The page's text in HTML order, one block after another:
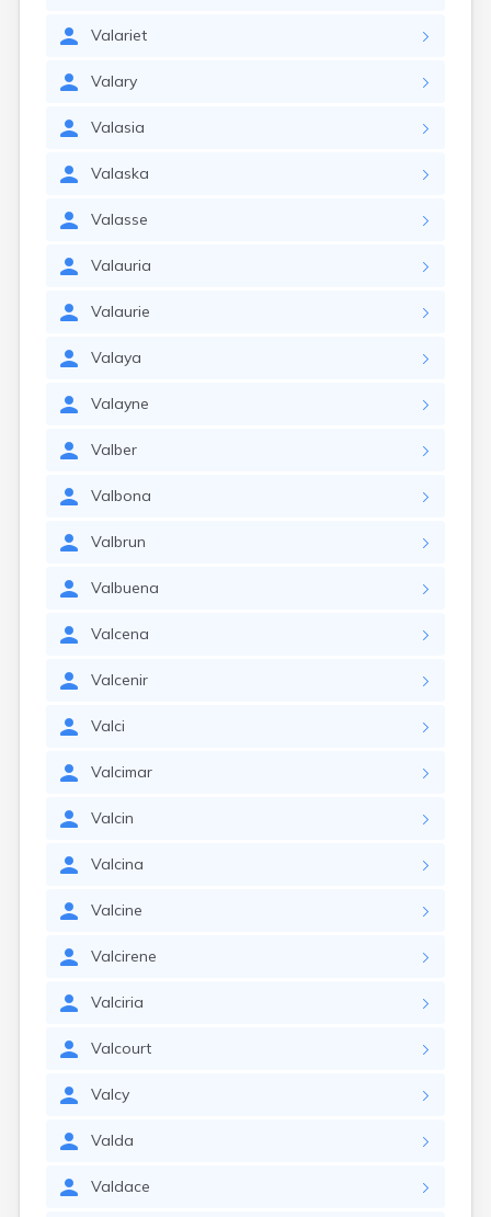
Valariet
Valary
Valasia
Valaska
Valasse
Valauria
Valaurie
Valaya
Valayne
Valber
Valbona
Valbrun
Valbuena
Valcena
Valcenir
Valci
Valcimar
Valcin
Valcina
Valcine
Valcirene
Valciria
Valcourt
Valcy
Valda
Valdace